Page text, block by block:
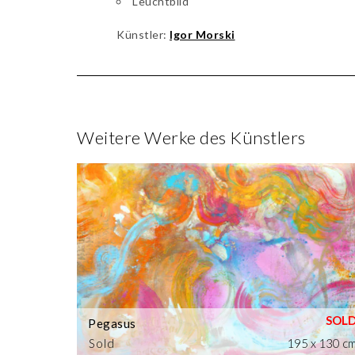
Künstler: Igor Morski
Weitere Werke des Künstlers
Sold
Pegasus
195 x 130